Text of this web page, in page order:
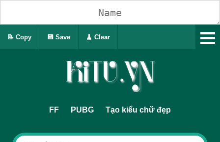
FF PUBG Tạo kiểu chữ đẹp
📝 Copy 💾 Save 🧹 Clear